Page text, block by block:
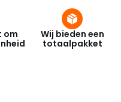
om
Wij bieden een
totaalpakket